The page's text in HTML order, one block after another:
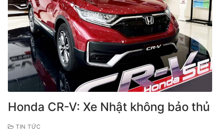
Honda CR-V: Xe Nhật không bảo thủ
TIN TỨC